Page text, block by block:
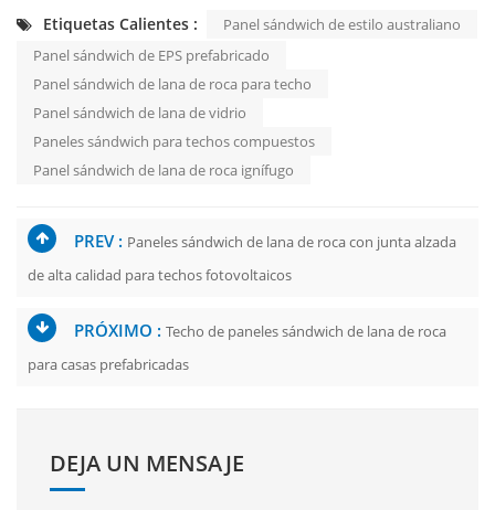
Etiquetas Calientes :
Panel sándwich de estilo australiano
Panel sándwich de EPS prefabricado
Panel sándwich de lana de roca para techo
Panel sándwich de lana de vidrio
Paneles sándwich para techos compuestos
Panel sándwich de lana de roca ignífugo
PREV : Paneles sándwich de lana de roca con junta alzada
de alta calidad para techos fotovoltaicos
PRÓXIMO : Techo de paneles sándwich de lana de roca
para casas prefabricadas
DEJA UN MENSAJE